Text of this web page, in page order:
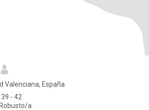
Valenciana, España
- 42
Robusto/a